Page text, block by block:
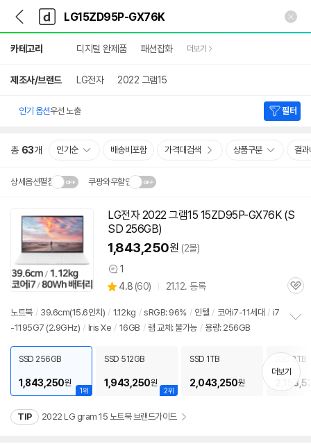
다
나
와
가
기
다
와
메
인
카테고리 디지털 완제품 패션잡화 더보기
제조사/브랜드 LG전자 2022 그램15
인기 옵션우선 노출 필터
총 63개 인기순 배송비포함 가격대검색 상품구분 결과
상세옵션펼침 쿠팡와우할인
설치 환경·지역에 따라
배송·설치비가 달라집니다.닫
기
LG전자 2022 그램15 15ZD95P-GX76K (S
SD 256GB)
1,843,250원 (2몰)
상
품
견
1
별
점
4.8 (상
리
뷰
60) 21.12. 등록
관
노트북 / 39.6cm(15.6인치) / 1.12kg / sRGB: 96% / 인텔 / 코어i7-11세대 / i7
-1195G7 (2.9GHz) / Iris Xe / 16GB / 램 교체: 불가능 / 용량: 256GB
펼
치
기
1위
SSD 256GB
1,843,250원
2위
SSD 512GB
1,943,250원
SSD 1TB
2,043,250원
SSD 2TB
더보기
TIP 2022 LG gram 15 노트북 브랜드가이드